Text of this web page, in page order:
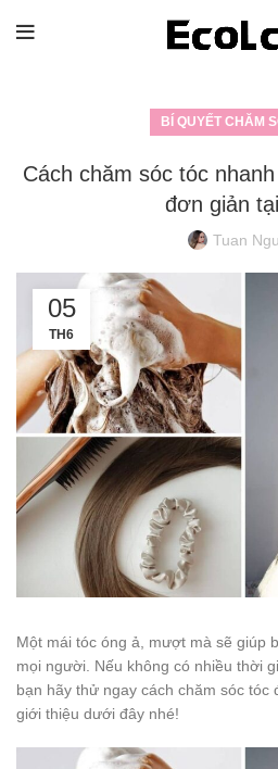
BÍ QUYẾT CHĂM
Cách chăm sóc tóc
đơn giản
Tuan
05
TH6
Một mái tóc óng ả, mượt mà sẽ giúp
mọi người. Nếu không có nhiều thời
bạn hãy thử ngay cách chăm sóc tóc
giới thiệu dưới đây nhé!